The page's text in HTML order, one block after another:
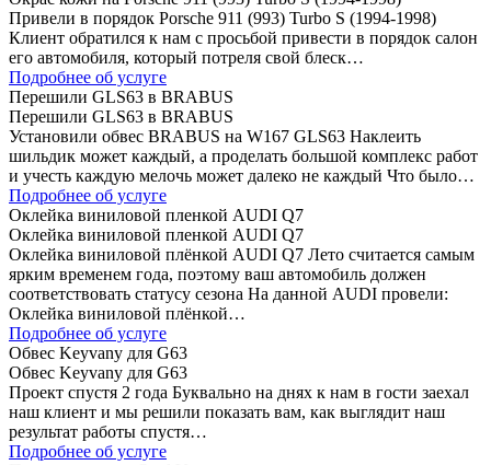
Привели в порядок Porsche 911 (993) Turbo S (1994-1998)
Клиент обратился к нам с просьбой привести в порядок салон
его автомобиля, который потреля свой блеск…
Подробнее об услуге
Перешили GLS63 в BRABUS
Перешили GLS63 в BRABUS
Установили обвес BRABUS на W167 GLS63 Наклеить
шильдик может каждый, а проделать большой комплекс работ
и учесть каждую мелочь может далеко не каждый Что было…
Подробнее об услуге
Оклейка виниловой пленкой AUDI Q7
Оклейка виниловой пленкой AUDI Q7
Оклейка виниловой плёнкой AUDI Q7 Лето считается самым
ярким временем года, поэтому ваш автомобиль должен
соответствовать статусу сезона На данной AUDI провели:
Оклейка виниловой плёнкой…
Подробнее об услуге
Обвес Keyvany для G63
Обвес Keyvany для G63
Проект спустя 2 года Буквально на днях к нам в гости заехал
наш клиент и мы решили показать вам, как выглядит наш
результат работы спустя…
Подробнее об услуге